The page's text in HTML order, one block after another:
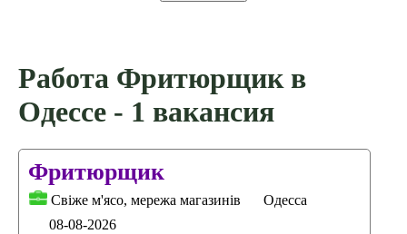
Работа Фритюрщик в
Одессе - 1 вакансия
Фритюрщик
Свіже м'ясо, мережа магазинів
Одесса
08-08-2026